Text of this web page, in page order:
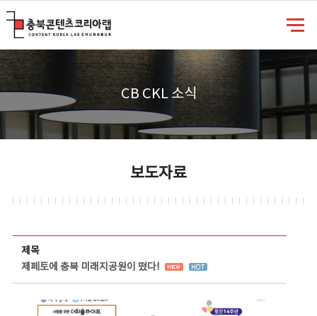
CB CKL 소식
보도자료
제목
제페토에 충북 미래지공원이 떴다!